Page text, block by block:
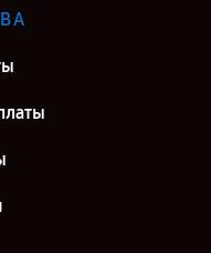
AD27QD в г. Самара
в г. Санкт-Петербург